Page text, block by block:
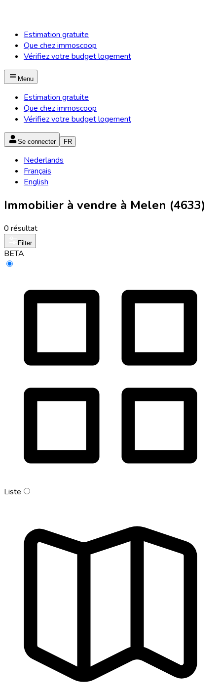
Estimation gratuite
Que chez immoscoop
Vérifiez votre budget logement
Menu
Estimation gratuite
Que chez immoscoop
Vérifiez votre budget logement
Se connecter FR
Nederlands
Français
English
Immobilier à vendre à Melen (4633)
0 résultat
Filter
BETA
Liste